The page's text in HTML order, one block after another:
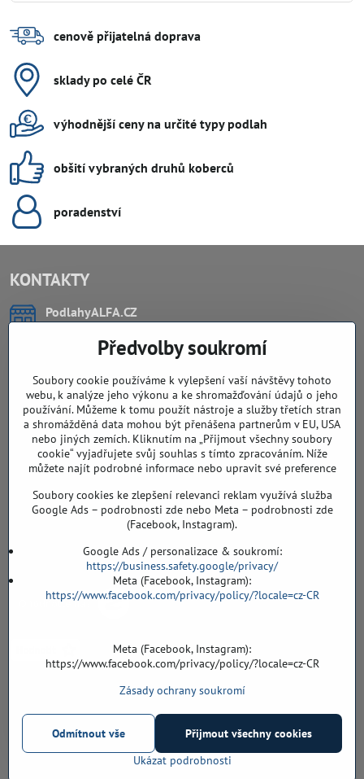
cenově přijatelná doprava
sklady po celé ČR
výhodnější ceny na určité typy podlah
obšití vybraných druhů koberců
poradenství
KONTAKTY
PodlahyALFA​.CZ
Záříčí, ev.č. 54
768 11 Chropyně
DIČ: CZ8103114129
Sklad, vzorkovna PO TELEFONICKÉ DOMLUVĚ
Záříčí ev. č. 54
768 11 Chropyně
608 855 055
podlahyALFA​@seznam​.cz
©2026CopyrightPředvolby soukromíZásady ochrany soukromí
Vytvořeno systémem:ByznysWeb.cz
Předvolby soukromí
Soubory cookie používáme k vylepšení vaší návštěvy tohoto
webu, k analýze jeho výkonu a ke shromažďování údajů o jeho
používání. Můžeme k tomu použít nástroje a služby třetích stran
a shromážděná data mohou být přenášena partnerům v EU, USA
nebo jiných zemích. Kliknutím na „Přijmout všechny soubory
cookie“ vyjadřujete svůj souhlas s tímto zpracováním. Níže
můžete najít podrobné informace nebo upravit své preference
Soubory cookies ke zlepšení relevanci reklam využívá služba
Google Ads – podrobnosti zde nebo Meta – podrobnosti zde
(Facebook, Instagram).
Google Ads / personalizace & soukromí:
https://business.safety.google/privacy/
Meta (Facebook, Instagram):
https://www.facebook.com/privacy/policy/?locale=cz-CR
Meta (Facebook, Instagram):
https://www.facebook.com/privacy/policy/?locale=cz-CR
Zásady ochrany soukromí
Ukázat podrobnosti
Přijmout všechny cookies
Odmítnout vše